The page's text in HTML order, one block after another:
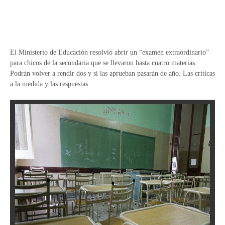
El Ministerio de Educación resolvió abrir un “examen extraordinario”
para chicos de la secundaria que se llevaron hasta cuatro materias.
Podrán volver a rendir dos y si las aprueban pasarán de año. Las críticas
a la medida y las respuestas.